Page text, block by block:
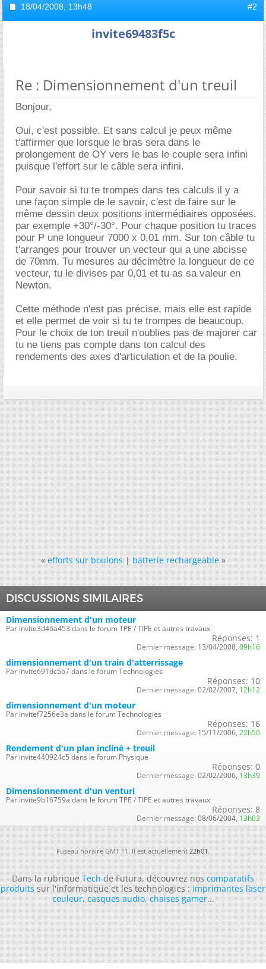
18/04/2008, 13h48 #2
invite69483f5c
Re : Dimensionnement d'un treuil
Bonjour,
Oui, c'est possible. Et sans calcul je peux même
t'affirmer que lorsque le bras sera dans le
prolongement de OY vers le bas le couple sera infini
puisque l'effort sur le câble sera infini.
Pour savoir si tu te trompes dans tes calculs il y a
une façon simple de le savoir, c'est de faire sur le
même dessin deux positions intermédiaires opposées,
par exemple +30°/-30°. Pour chaque position tu traces
pour P une longueur 7000 x 0,01 mm. Sur ton câble tu
t'arranges pour trouver un vecteur qui a une abcisse
de 70mm. Tu mesures au décimètre la longueur de ce
vecteur, tu le divises par 0,01 et tu as sa valeur en
Newton.
Cette méthode n'est pas précise, mais elle est rapide
et elle permet de voir si tu te trompes de beaucoup.
Pour le choix de ton treuil n'oublies pas de majorer car
tu ne tiens pas compte dans ton calcul des
rendements des axes d'articulation et de la poulie.
« efforts sur boulons|batterie rechargeable »
DISCUSSIONS SIMILAIRES
Dimensionnement d'un moteur
Par invite3d46a453 dans le forum TPE / TIPE et autres travaux
Réponses: 1
Dernier message: 13/04/2008, 09h16
dimensionnement d'un train d'atterrissage
Par invite691dc5b7 dans le forum Technologies
Réponses: 10
Dernier message: 02/02/2007, 12h12
dimensionnement d'un moteur
Par invitef7256e3a dans le forum Technologies
Réponses: 16
Dernier message: 15/11/2006, 22h50
Rendement d'un plan incliné + treuil
Par invite440924c5 dans le forum Physique
Réponses: 0
Dernier message: 02/02/2006, 13h39
Dimensionnement d'un venturi
Par invite9b16759a dans le forum TPE / TIPE et autres travaux
Réponses: 8
Dernier message: 08/06/2004, 13h03
Fuseau horaire GMT +1. Il est actuellement22h01.
Dans la rubriqueTechde Futura, découvrez noscomparatifs
produitssur l'informatique et les technologies :imprimantes laser
couleur,casques audio,chaises gamer...